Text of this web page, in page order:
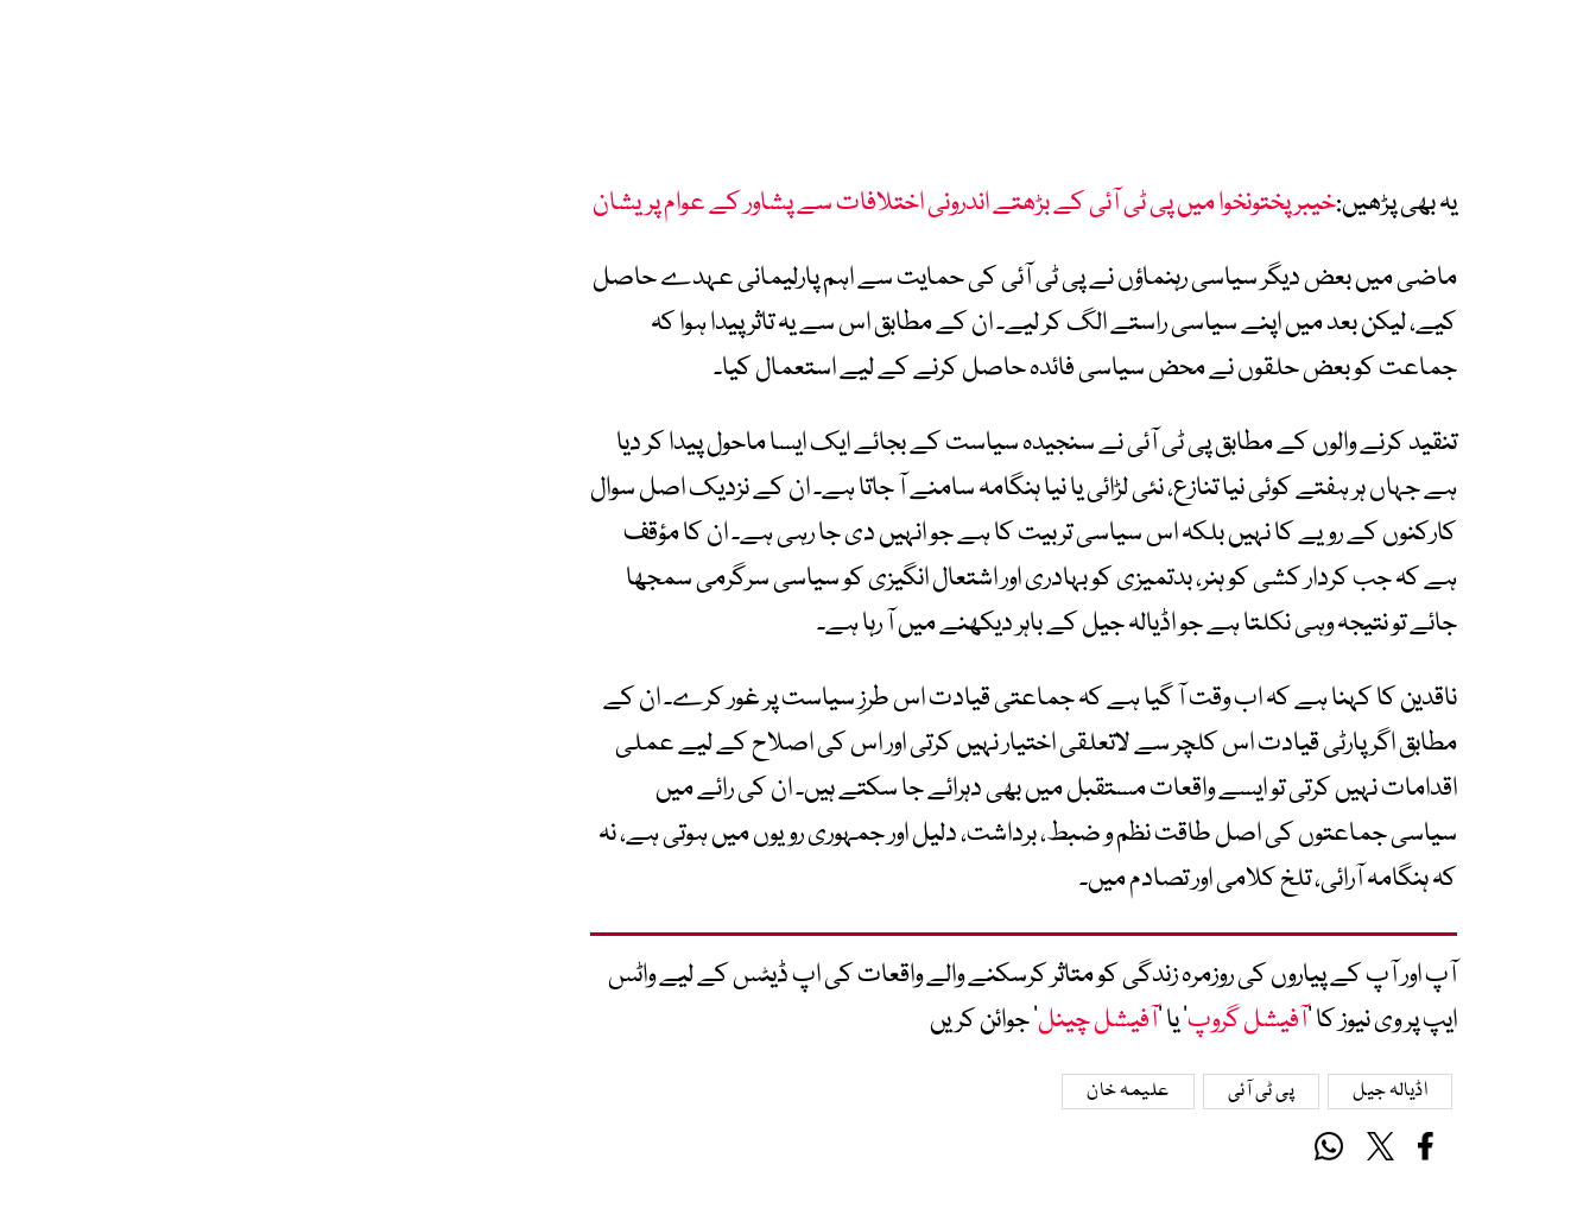
یہ بھی پڑھیں:خیبرپختونخوا میں پی ٹی آئی کے بڑھتے اندرونی اختلافات سے پشاور کے عوام پریشان
ماضی میں بعض دیگر سیاسی رہنماؤں نے پی ٹی آئی کی حمایت سے اہم پارلیمانی عہدے حاصل
کیے، لیکن بعد میں اپنے سیاسی راستے الگ کر لیے۔ ان کے مطابق اس سے یہ تاثر پیدا ہوا کہ
جماعت کو بعض حلقوں نے محض سیاسی فائدہ حاصل کرنے کے لیے استعمال کیا۔
تنقید کرنے والوں کے مطابق پی ٹی آئی نے سنجیدہ سیاست کے بجائے ایک ایسا ماحول پیدا کر دیا
ہے جہاں ہر ہفتے کوئی نیا تنازع، نئی لڑائی یا نیا ہنگامہ سامنے آ جاتا ہے۔ ان کے نزدیک اصل سوال
کارکنوں کے رویے کا نہیں بلکہ اس سیاسی تربیت کا ہے جو انہیں دی جا رہی ہے۔ ان کا مؤقف
ہے کہ جب کردار کشی کو ہنر، بدتمیزی کو بہادری اور اشتعال انگیزی کو سیاسی سرگرمی سمجھا
جائے تو نتیجہ وہی نکلتا ہے جو اڈیالہ جیل کے باہر دیکھنے میں آ رہا ہے۔
ناقدین کا کہنا ہے کہ اب وقت آ گیا ہے کہ جماعتی قیادت اس طرزِ سیاست پر غور کرے۔ ان کے
مطابق اگر پارٹی قیادت اس کلچر سے لاتعلقی اختیار نہیں کرتی اور اس کی اصلاح کے لیے عملی
اقدامات نہیں کرتی تو ایسے واقعات مستقبل میں بھی دہرائے جا سکتے ہیں۔ ان کی رائے میں
سیاسی جماعتوں کی اصل طاقت نظم و ضبط، برداشت، دلیل اور جمہوری رویوں میں ہوتی ہے، نہ
کہ ہنگامہ آرائی، تلخ کلامی اور تصادم میں۔
آپ اور آپ کے پیاروں کی روزمرہ زندگی کو متاثر کرسکنے والے واقعات کی اپ ڈیٹس کے لیے واٹس
ایپ پر وی نیوز کا ’آفیشل گروپ‘ یا ’آفیشل چینل‘ جوائن کریں
اڈیالہ جیل پی ٹی آئی علیمہ خان